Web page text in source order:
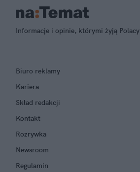
Informacje i opinie, którymi żyją Polacy.
Biuro reklamy
Kariera
Skład redakcji
Kontakt
Rozrywka
Newsroom
Regulamin